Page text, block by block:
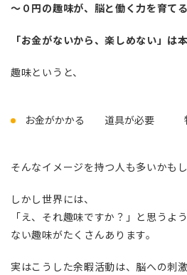
〜０円の趣味が、脳と働く力を育て
「お金がないから、楽しめない」は
趣味というと、
お金がかかる 道具が必要 特
そんなイメージを持つ人も多いかもし
しかし世界には、
「え、それ趣味ですか？」と思うよ
ない趣味がたくさんあります。
実はこうした余暇活動は、脳への刺